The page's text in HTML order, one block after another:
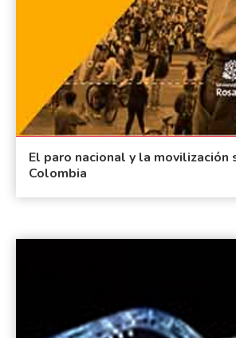
El paro nacional y la movilización
Colombia